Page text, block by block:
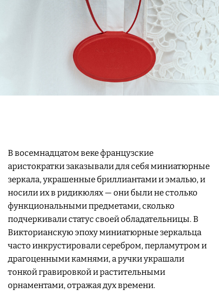
В восемнадцатом веке французские
аристократки заказывали для себя миниатюрные
зеркала, украшенные бриллиантами и эмалью, и
носили их в ридикюлях — они были не столько
функциональными предметами, сколько
подчеркивали статус своей обладательницы. В
Викторианскую эпоху миниатюрные зеркальца
часто инкрустировали серебром, перламутром и
драгоценными камнями, а ручки украшали
тонкой гравировкой и растительными
орнаментами, отражая дух времени.